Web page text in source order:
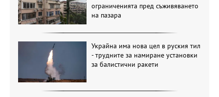
ограниченията пред съживяването
на пазара
Украйна има нова цел в руския тил
- трудните за намиране установки
за балистични ракети